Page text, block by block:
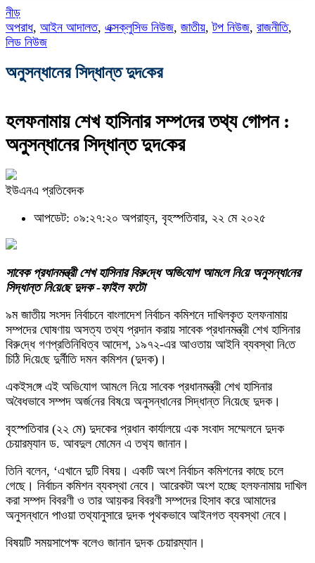
নীড়
অপরাধ, আইন আদালত, এক্সক্লুসিভ নিউজ, জাতীয়,টপ নিউজ, রাজনীতি,
লিড নিউজ
অনুসন্ধানের সিদ্ধান্ত দুদ‌কের
হলফনামায় শেখ হাসিনার সম্প‌দের তথ্য গোপন :
অনুসন্ধানের সিদ্ধান্ত দুদ‌কের
ইউএনএ প্রতিবেদক
আপডেট: ০৯:২৭:২০ অপরাহ্ন, বৃহস্পতিবার, ২২ মে ২০২৫
সাবেক প্রধানমন্ত্রী শেখ হাসিনার বিরু‌দ্ধে অ‌ভি‌যোগ আম‌লে নি‌য়ে অনুসন্ধা‌নের
সিদ্ধান্ত নি‌য়ে‌ছে দুদক -ফাইল ফটো
৯ম জাতীয় সংসদ নির্বাচনে বাংলাদেশ নির্বাচন কমিশনে দাখিলকৃত হলফনামায়
সম্পদের ঘোষণায় অসত্য তথ্য প্রদান করায় সাবেক প্রধানমন্ত্রী শেখ হাসিনার
বিরু‌দ্ধে গণপ্রতিনিধিত্ব আদেশ, ১৯৭২-এর আওতায় আইনি ব্যবস্থা নি‌তে
চি‌ঠি দি‌য়ে‌ছে দুর্নী‌তি দমন ক‌মিশন (দুদক)।
একইস‌ঙ্গে এই অ‌ভি‌যোগ আম‌লে নি‌য়ে সা‌বেক প্রধানমন্ত্রী শেখ হাসিনার
অ‌বৈধভাবে সম্পদ অর্জ‌নের বিষ‌য়ে অনুসন্ধা‌নের সিদ্ধান্ত নি‌য়ে‌ছে দুদক।
বৃহস্পতিবার (২২ মে) দুদকের প্রধান কার্যালয়ে এক সংবাদ সম্মেলনে দুদক
চেয়ারম‌্যান ড. আবদুল মো‌মেন এ তথ‌্য জানান।
তিনি বলেন, ‘এখানে দুটি বিষয়। একটি অংশ নির্বাচন কমিশনের কাছে চলে
গেছে। নির্বাচন কমিশন ব্যবস্থা নেবে। আরেকটা অংশ হচ্ছে হলফনামায় দাখিল
করা সম্পদ বিবরণী ও তার আয়কর বিবরণী সম্পদের হিসাব করে আমাদের
অনুসন্ধানে পাওয়া তথ্যানুসারে দুদক পৃথকভাবে আইনগত ব্যবস্থা নেবে।
বিষয়টি সময়সাপেক্ষ বলেও জানান দুদক চেয়ারম্যান।